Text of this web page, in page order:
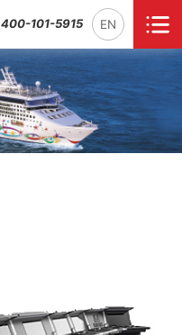
400-101-5915 EN